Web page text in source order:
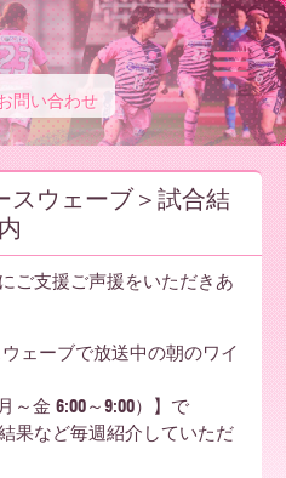
問い合わせ
ウェーブ＞試合結
ご支援ご声援をいただきあ
ェーブで放送中の朝のワイ
月～金 6:00～9:00）】で
果など毎週紹介していただ